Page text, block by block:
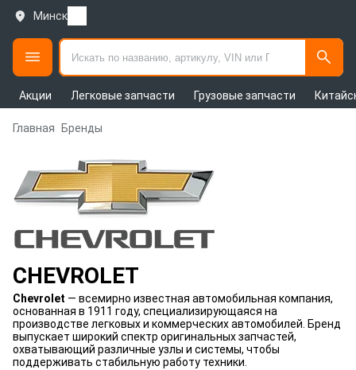
Минск
Акции Легковые запчасти Грузовые запчасти
Главная Бренды
CHEVROLET
Chevrolet — всемирно известная автомобильная компания,
основанная в 1911 году, специализирующаяся на
производстве легковых и коммерческих автомобилей. Бренд
выпускает широкий спектр оригинальных запчастей,
охватывающий различные узлы и системы, чтобы
поддерживать стабильную работу техники.